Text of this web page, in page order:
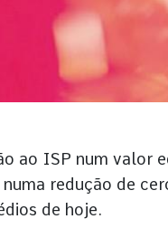
ao ISP num valor
redução de
de hoje.